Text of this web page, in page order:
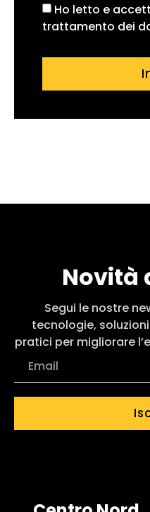
Ho letto e
trattamento dei
Novità
Segui le nostre
tecnologie,
pratici per migliorare